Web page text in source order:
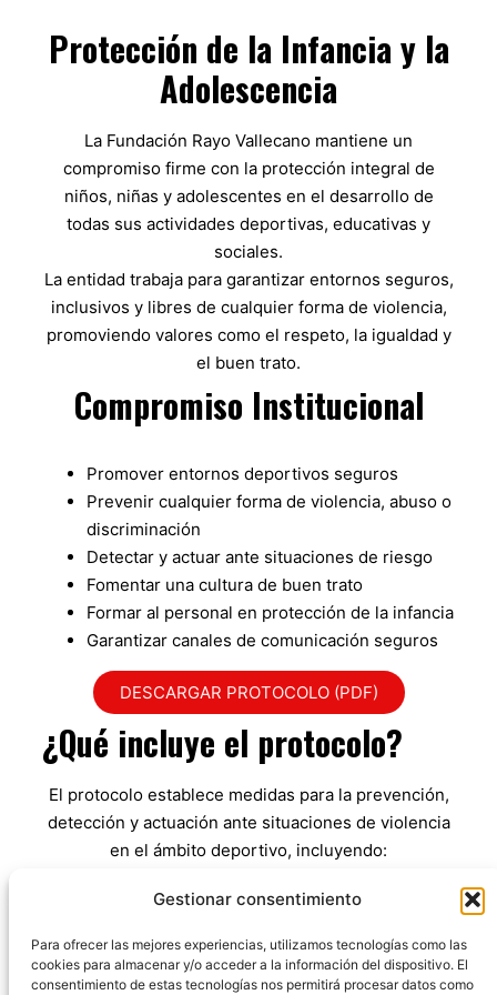
Gestionar consentimiento
Para ofrecer las mejores experiencias, utilizamos tecnologías como las
cookies para almacenar y/o acceder a la información del dispositivo. El
consentimiento de estas tecnologías nos permitirá procesar datos como
Protección de la Infancia y la
Adolescencia
La Fundación Rayo Vallecano mantiene un
compromiso firme con la protección integral de
niños, niñas y adolescentes en el desarrollo de
todas sus actividades deportivas, educativas y
sociales.
La entidad trabaja para garantizar entornos seguros,
inclusivos y libres de cualquier forma de violencia,
promoviendo valores como el respeto, la igualdad y
el buen trato.
Compromiso Institucional
Promover entornos deportivos seguros
Prevenir cualquier forma de violencia, abuso o
discriminación
Detectar y actuar ante situaciones de riesgo
Fomentar una cultura de buen trato
Formar al personal en protección de la infancia
Garantizar canales de comunicación seguros
DESCARGAR PROTOCOLO (PDF)
¿Qué incluye el protocolo?
El protocolo establece medidas para la prevención,
detección y actuación ante situaciones de violencia
en el ámbito deportivo, incluyendo:
Procedimientos de actuación ante incidencias
competiciones
Normas de conducta para entrenadores,